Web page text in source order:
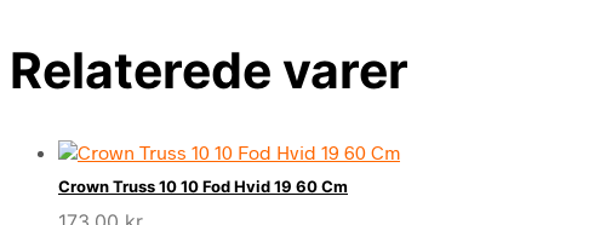
Relaterede varer
Crown Truss 10 10 Fod Hvid 19 60 Cm